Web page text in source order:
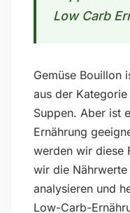
Low Carb
Gemüse Bouillon
aus der
Suppen. Aber ist
Ernährung
werden wir diese
wir die
analysieren und
Low-Carb-